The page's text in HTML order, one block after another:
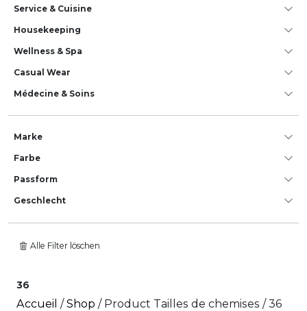
Service & Cuisine
House­keeping
Wellness & Spa
Casual Wear
Médecine & Soins
Marke
Farbe
Passform
Geschlecht
Alle Filter löschen
36
Accueil /Shop / Product Tailles de chemises / 36